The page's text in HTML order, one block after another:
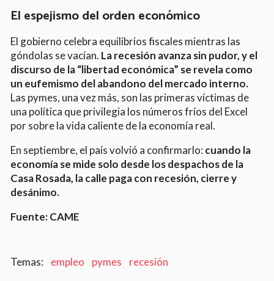
El espejismo del orden económico
El gobierno celebra equilibrios fiscales mientras las
góndolas se vacían. La recesión avanza sin pudor, y el
discurso de la “libertad económica” se revela como
un eufemismo del abandono del mercado interno.
Las pymes, una vez más, son las primeras víctimas de
una política que privilegia los números fríos del Excel
por sobre la vida caliente de la economía real.
En septiembre, el país volvió a confirmarlo: cuando la
economía se mide solo desde los despachos de la
Casa Rosada, la calle paga con recesión, cierre y
desánimo.
Fuente: CAME
empleo pymes recesión